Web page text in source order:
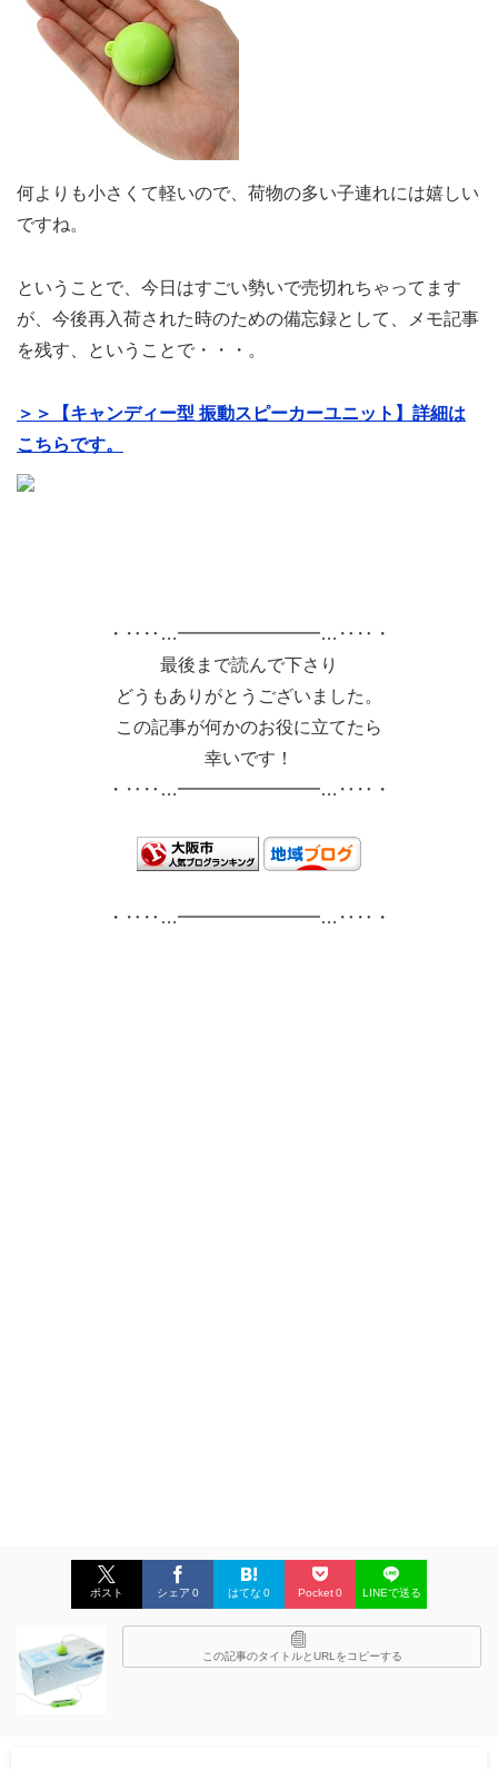
何よりも小さくて軽いので、荷物の多い子連れには嬉しい
ですね。
ということで、今日はすごい勢いで売切れちゃってます
が、今後再入荷された時のための備忘録として、メモ記事
を残す、ということで・・・。
＞＞【キャンディー型 振動スピーカーユニット】詳細は
こちらです。
・‥‥…━━━━━━━━…‥‥・
最後まで読んで下さり
どうもありがとうございました。
この記事が何かのお役に立てたら
幸いです！
・‥‥…━━━━━━━━…‥‥・
・‥‥…━━━━━━━━…‥‥・
ポスト シェア 0 はてな 0 Pocket0 LINEで送る
この記事のタイトルとURLをコピーする